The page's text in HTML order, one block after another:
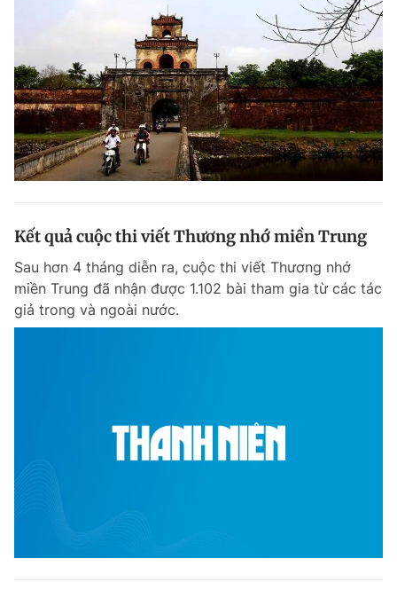
Kết quả cuộc thi viết Thương nhớ miền Trung
Sau hơn 4 tháng diễn ra, cuộc thi viết Thương nhớ
miền Trung đã nhận được 1.102 bài tham gia từ các tác
giả trong và ngoài nước.